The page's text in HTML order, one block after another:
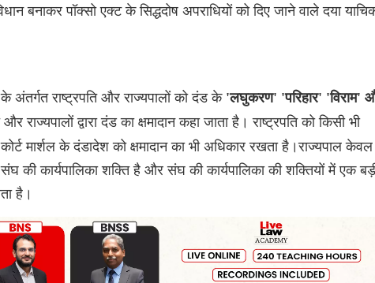
बनाकर पॉक्सो एक्ट के सिद्धदोष अपराधियों को दिए जाने वाले दया
के अंतर्गत राष्ट्रपति और राज्यपालों को दंड के 'लघुकरण' 'परिहार' 'विराम'
राज्यपालों द्वारा दंड का क्षमादान कहा जाता है। राष्ट्रपति को किसी भी
कोर्ट मार्शल के दंडादेश को क्षमादान का भी अधिकार रखता है।राज्यपाल केवल
की कार्यपालिका शक्ति है और संघ की कार्यपालिका की शक्तियों में एक
है।